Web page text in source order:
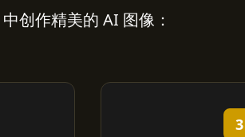
创作精美的 AI 图像：
3